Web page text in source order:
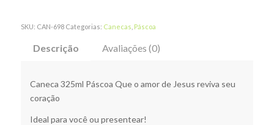
SKU: CAN-698 Categorias: Canecas Páscoa
Descrição Avaliações (0)
Caneca 325ml Páscoa Que o amor de Jesus reviva seu
coração
Ideal para você ou presentear!